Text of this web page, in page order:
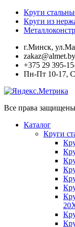
Круги
Круги из
г.Минск,
zakaz@almet.by
+375 29 395-
Пн-Пт 10-17,
Все права
Каталог
Круги